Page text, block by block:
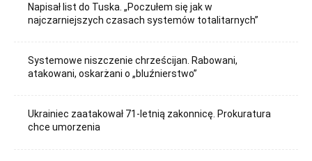
Napisał list do Tuska. „Poczułem się jak w
najczarniejszych czasach systemów totalitarnych”
Systemowe niszczenie chrześcijan. Rabowani,
atakowani, oskarżani o „bluźnierstwo”
Ukrainiec zaatakował 71-letnią zakonnicę. Prokuratura
chce umorzenia